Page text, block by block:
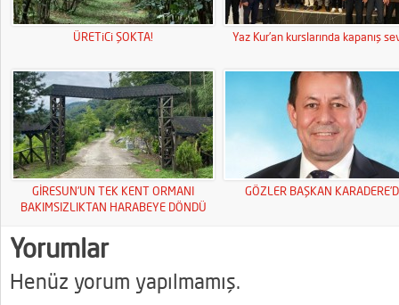
ÜRETiCi ŞOKTA! Yaz Kur’an kurslarında kapanış
GİRESUN’UN TEK KENT ORMANI
BAKIMSIZLIKTAN HARABEYE DÖNDÜ
GÖZLER BAŞKAN
Yorumlar
Henüz yorum yapılmamış.